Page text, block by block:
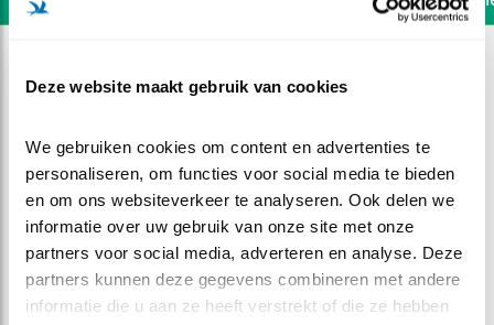
Deze website maakt gebruik van cookies
We gebruiken cookies om content en advertenties te
personaliseren, om functies voor social media te bieden
en om ons websiteverkeer te analyseren. Ook delen we
informatie over uw gebruik van onze site met onze
partners voor social media, adverteren en analyse. Deze
partners kunnen deze gegevens combineren met andere
informatie die u aan ze heeft verstrekt of die ze hebben